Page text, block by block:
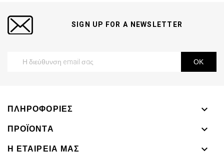
SIGN UP FOR A NEWSLETTER
ΠΛΗΡΟΦΟΡΊΕΣ

ΠΡΟΪΌΝΤΑ

Η ΕΤΑΙΡΕΊΑ ΜΑΣ
